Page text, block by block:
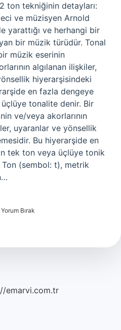
ton tekniğinin detayları:
ve müzisyen Arnold
yarattığı ve herhangi bir
bir müzik türüdür. Tonal
müzik eserinin
algılanan ilişkiler,
hiyerarşisindeki
en fazla dengeye
tonalite denir. Bir
ve/veya akorlarının
uyaranlar ve yönsellik
Bu hiyerarşide en
tek ton veya üçlüye tonik
Ton (sembol: t), metrik
Yorum Bırak
emarvi.com.tr